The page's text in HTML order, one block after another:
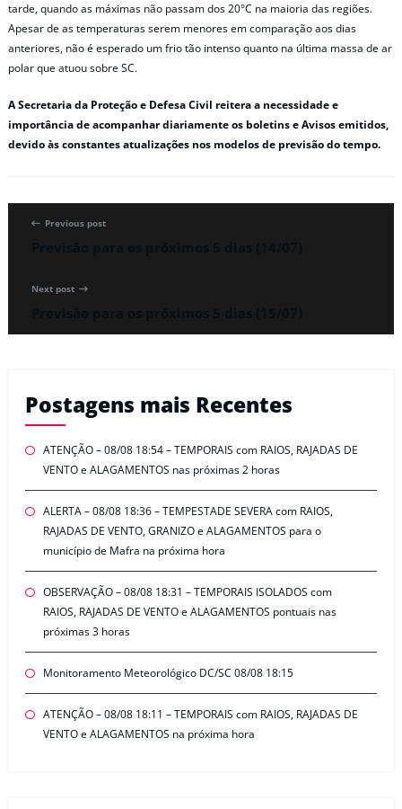
tarde, quando as máximas não passam dos 20°C na maioria das regiões.
Apesar de as temperaturas serem menores em comparação aos dias
anteriores, não é esperado um frio tão intenso quanto na última massa de ar
polar que atuou sobre SC.
A Secretaria da Proteção e Defesa Civil reitera a necessidade e
importância de acompanhar diariamente os boletins e Avisos emitidos,
devido às constantes atualizações nos modelos de previsão do tempo.
Previous post
Next post
Postagens mais Recentes
ATENÇÃO – 08/08 18:54 – TEMPORAIS com RAIOS, RAJADAS DE
VENTO e ALAGAMENTOS nas próximas 2 horas
ALERTA – 08/08 18:36 – TEMPESTADE SEVERA com RAIOS,
RAJADAS DE VENTO, GRANIZO e ALAGAMENTOS para o
município de Mafra na próxima hora
OBSERVAÇÃO – 08/08 18:31 – TEMPORAIS ISOLADOS com
RAIOS, RAJADAS DE VENTO e ALAGAMENTOS pontuais nas
próximas 3 horas
Monitoramento Meteorológico DC/SC 08/08 18:15
ATENÇÃO – 08/08 18:11 – TEMPORAIS com RAIOS, RAJADAS DE
VENTO e ALAGAMENTOS na próxima hora